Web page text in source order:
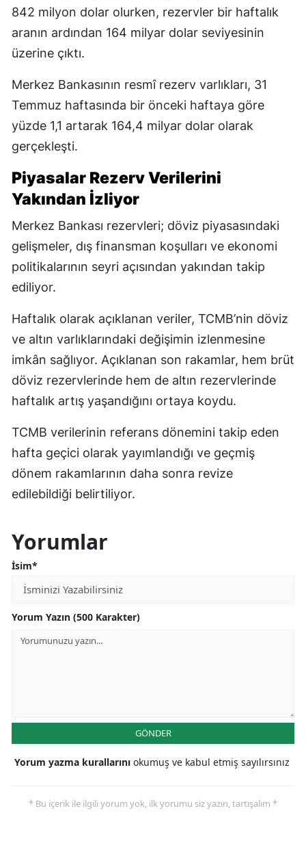
842 milyon dolar olurken, rezervler bir haftalık
aranın ardından 164 milyar dolar seviyesinin
üzerine çıktı.
Merkez Bankasının resmî rezerv varlıkları, 31
Temmuz haftasında bir önceki haftaya göre
yüzde 1,1 artarak 164,4 milyar dolar olarak
gerçekleşti.
Piyasalar Rezerv Verilerini
Yakından İzliyor
Merkez Bankası rezervleri; döviz piyasasındaki
gelişmeler, dış finansman koşulları ve ekonomi
politikalarının seyri açısından yakından takip
ediliyor.
Haftalık olarak açıklanan veriler, TCMB’nin döviz
ve altın varlıklarındaki değişimin izlenmesine
imkân sağlıyor. Açıklanan son rakamlar, hem brüt
döviz rezervlerinde hem de altın rezervlerinde
haftalık artış yaşandığını ortaya koydu.
TCMB verilerinin referans dönemini takip eden
hafta geçici olarak yayımlandığı ve geçmiş
dönem rakamlarının daha sonra revize
edilebildiği belirtiliyor.
Yorumlar
İsim*
Yorum Yazın (500 Karakter)
GÖNDER
Yorum yazma kurallarını okumuş ve kabul etmiş sayılırsınız
* Bu içerik ile ilgili yorum yok, ilk yorumu siz yazın, tartışalım *